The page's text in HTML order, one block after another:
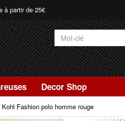
à partir de 25€
Decor Shop
Kohl Fashion polo homme rouge